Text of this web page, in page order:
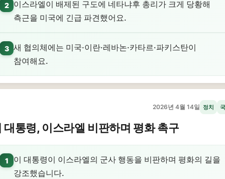
2
이스라엘이 배제된 구도에 네타냐후 총리가 크게 당황해
측근을 미국에 긴급 파견했어요.
3 새 협의체에는 미국·이란·레바논·카타르·파키스탄이
참여해요.
2026년 4월 14일 정치
대통령, 이스라엘 비판하며 평화 촉구
1
이 대통령이 이스라엘의 군사 행동을 비판하며 평화의 길을
강조했습니다.